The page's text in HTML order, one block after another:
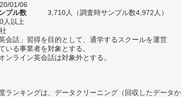
01/06
プル数
3,710人（調査時サンプル数4,972人）
人以上
英会話」習得を目的として、通学するスクールを運営
いる事業者を対象とする。
ンライン英会話は対象外とする。
ランキングは、データクリーニング（回収したデータか